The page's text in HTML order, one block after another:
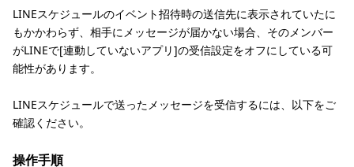
LINEスケジュールのイベント招待時の送信先に表示されていたに
もかかわらず、相手にメッセージが届かない場合、そのメンバー
がLINEで[連動していないアプリ]の受信設定をオフにしている可
能性があります。
LINEスケジュールで送ったメッセージを受信するには、以下をご
確認ください。
操作手順